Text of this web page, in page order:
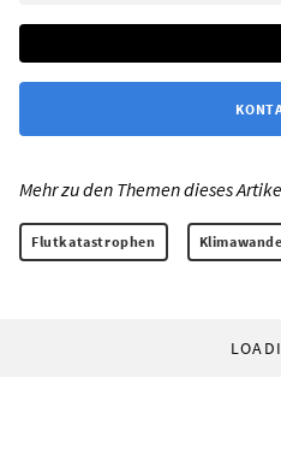
Mehr zu den Themen dieses
Flutkatastrophen